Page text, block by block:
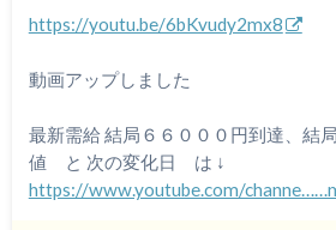
https://youtu.be/6bKvudy2mx8
動画アップしました
最新需給 結局６６０００円到達、結
値 と 次の変化日 は ↓
https://www.youtube.com/